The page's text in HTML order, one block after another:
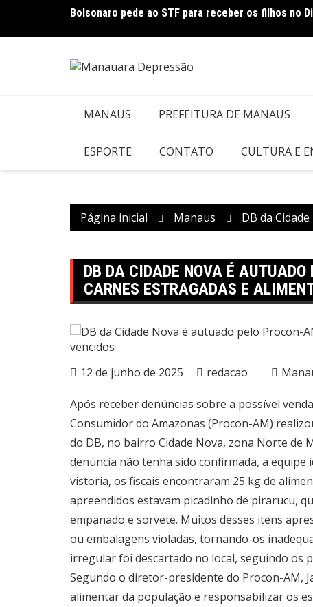
o
Bolsonaro pede ao STF para receber os filhos no
MANAUS PREFEITURA DE MANAUS
ESPORTE CONTATO CULTURA E
Página inicial Manaus DB da
DB DA CIDADE NOVA É AUTUADO
CARNES ESTRAGADAS E
12 de junho de 2025 redacao
Após receber denúncias sobre a possível
Consumidor do Amazonas (Procon-AM)
do DB, no bairro Cidade Nova, zona Norte de
denúncia não tenha sido confirmada, a
vistoria, os fiscais encontraram 25 kg de
apreendidos estavam picadinho de pirarucu,
empanado e sorvete. Muitos desses itens
ou embalagens violadas, tornando-os
irregular foi descartado no local, seguindo os
Segundo o diretor-presidente do Procon-AM,
alimentar da população e responsabilizar os